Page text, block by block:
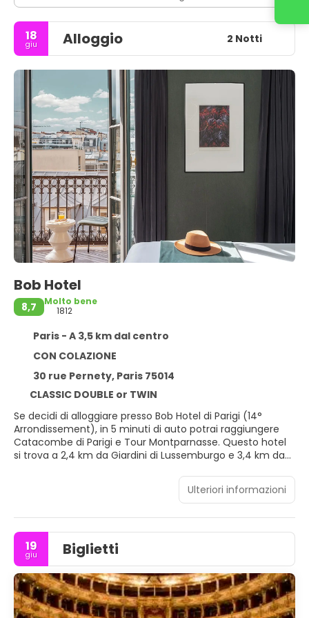
18
giu Alloggio 2 Notti
Bob Hotel
8,7
Molto bene
1812
Paris - A 3,5 km dal centro
CON COLAZIONE
30 rue Pernety, Paris 75014
CLASSIC DOUBLE or TWIN
Se decidi di alloggiare presso Bob Hotel di Parigi (14°
Arrondissement), in 5 minuti di auto potrai raggiungere
Catacombe di Parigi e Tour Montparnasse. Questo hotel
si trova a 2,4 km da Giardini di Lussemburgo e 3,4 km da
Scopri i molti servizi ricreativi a disposizione, tra cui un
bagno turco e una terrazza da dove ammirare il
paesaggio. Questo hotel offre, inoltre, servizi di concierge
e una sala ricevimenti.
Soggiorna in una delle 45 camere della struttura,
complete di TV a schermo piatto. La TV con canali via
satellite è l'ideale per concedersi un po' di svago. I bagni
sono dotati di vasca o doccia con soffione a pioggia e set
di cortesia gratuiti. I comfort includono telefoni, casseforti
Ulteriori informazioni
19
giu Biglietti